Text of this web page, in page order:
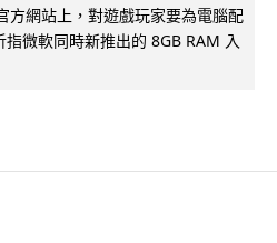
網站上，對遊戲玩家要為電腦配
微軟同時新推出的 8GB RAM 入